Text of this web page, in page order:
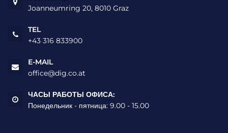
Joanneumring 20, 8010 Graz
TEL
+43 316 833900
E-MAIL
office@dig.co.at
ЧАСЫ РАБОТЫ ОФИСА:
Понедельник - пятница: 9.00 - 15.00